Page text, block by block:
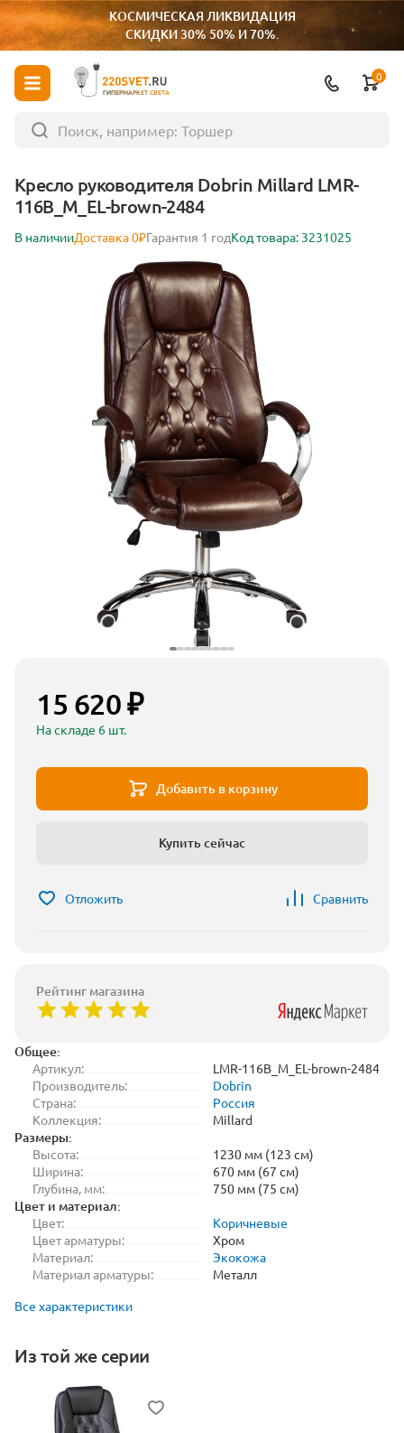
КОСМИЧЕСКАЯ ЛИКВИДАЦИЯ
СКИДКИ 30% 50% И 70%.
ГИПЕРМАРКЕТ СВЕТА
0
Кресло руководителя Dobrin Millard LMR-
116B_M_EL-brown-2484
В наличииДоставка 0₽Гарантия 1 годКод товара: 3231025
Общее:
Артикул:
LMR-116B_M_EL-brown-2484
Производитель:
Dobrin
Страна:
Россия
Коллекция:
Millard
Размеры:
Высота:
1230 мм (123 см)
Ширина:
670 мм (67 см)
Глубина, мм:
750 мм (75 см)
Цвет и материал:
Цвет:
Коричневые
Цвет арматуры:
Хром
Материал:
Экокожа
Материал арматуры:
Металл
Все характеристики
Из той же серии
15 620 ₽
На складе 6 шт.
Добавить в корзину
Купить сейчас
Отложить Сравнить
Рейтинг магазина